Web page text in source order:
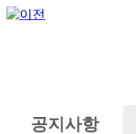
공지사항